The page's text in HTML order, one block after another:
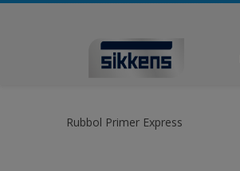
Rubbol Primer Express